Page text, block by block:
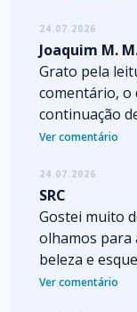
24.07.2026
Joaquim M.
Grato pela
comentário, o
continuação
Ver comentário
24.07.2026
SRC
Gostei muito
olhamos para
beleza e
Ver comentário